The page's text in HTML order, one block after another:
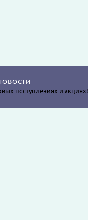
поступлениях и акциях!